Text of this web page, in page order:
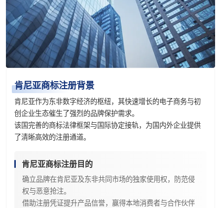
肯尼亚商标注册背景
肯尼亚作为东非数字经济的枢纽，其快速增长的电子商务与初
创企业生态催生了强烈的品牌保护需求。
该国完善的商标法律框架与国际协定接轨，为国内外企业提供
了清晰高效的注册通道。
肯尼亚商标注册目的
确立品牌在肯尼亚及东非共同市场的独家使用权，防范侵
权与恶意抢注。
借助注册凭证提升产品信誉，赢得本地消费者与合作伙伴